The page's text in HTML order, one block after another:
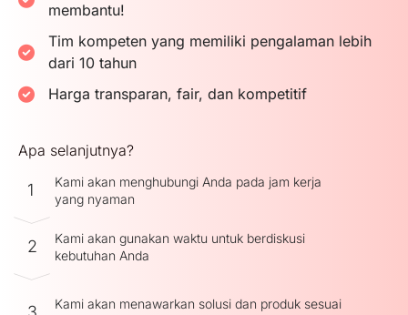
membantu!
Tim kompeten yang memiliki pengalaman lebih
dari 10 tahun
Harga transparan, fair, dan kompetitif
Apa selanjutnya?
1
Kami akan menghubungi Anda pada jam kerja
yang nyaman
2
Kami akan gunakan waktu untuk berdiskusi
kebutuhan Anda
Kami akan menawarkan solusi dan produk sesuai